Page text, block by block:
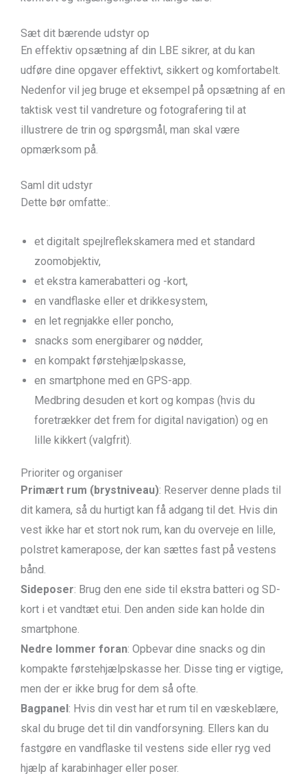
Sæt dit bærende udstyr op
En effektiv opsætning af din LBE sikrer, at du kan
udføre dine opgaver effektivt, sikkert og komfortabelt.
Nedenfor vil jeg bruge et eksempel på opsætning af en
taktisk vest til vandreture og fotografering til at
illustrere de trin og spørgsmål, man skal være
opmærksom på.
Saml dit udstyr
Dette bør omfatte:.
et digitalt spejlreflekskamera med et standard
zoomobjektiv,
et ekstra kamerabatteri og -kort,
en vandflaske eller et drikkesystem,
en let regnjakke eller poncho,
snacks som energibarer og nødder,
en kompakt førstehjælpskasse,
en smartphone med en GPS-app.
Medbring desuden et kort og kompas (hvis du
foretrækker det frem for digital navigation) og en
lille kikkert (valgfrit).
Prioriter og organiser
Primært rum (brystniveau): Reserver denne plads til
dit kamera, så du hurtigt kan få adgang til det. Hvis din
vest ikke har et stort nok rum, kan du overveje en lille,
polstret kamerapose, der kan sættes fast på vestens
bånd.
Sideposer: Brug den ene side til ekstra batteri og SD-
kort i et vandtæt etui. Den anden side kan holde din
smartphone.
Nedre lommer foran: Opbevar dine snacks og din
kompakte førstehjælpskasse her. Disse ting er vigtige,
men der er ikke brug for dem så ofte.
Bagpanel: Hvis din vest har et rum til en væskeblære,
skal du bruge det til din vandforsyning. Ellers kan du
fastgøre en vandflaske til vestens side eller ryg ved
hjælp af karabinhager eller poser.